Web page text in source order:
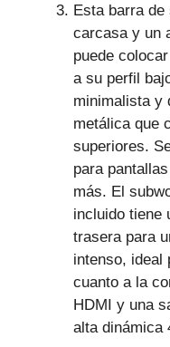
Esta barra
carcasa y un
puede
a su perfil
minimalista y
metálica que
superiores.
para
más. El
incluido tiene
trasera para
intenso, ideal
cuanto a la
HDMI y una
alta dinámica